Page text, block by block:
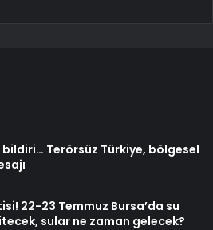
bildiri… Terörsüz Türkiye, bölgesel
22-23 Temmuz Bursa’da su
sular ne zaman gelecek?